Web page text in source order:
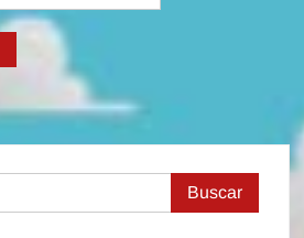
Buscar: